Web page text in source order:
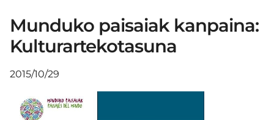
Munduko paisaiak kanpaina:
Kulturartekotasuna
2015/10/29